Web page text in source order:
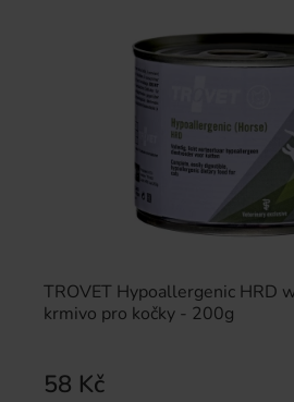
TROVET Hypoallergenic HRD
krmivo pro kočky - 200g
58 Kč